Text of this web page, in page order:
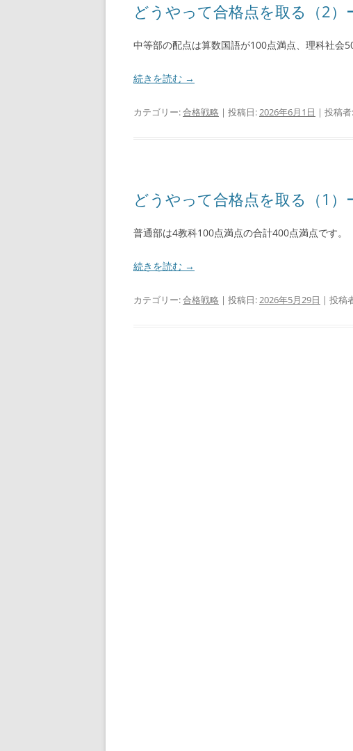
どうやって合格点を取る（2）
中等部の配点は算数国語が100点満点、理科社会
続きを読む →
カテゴリー:合格戦略 | 投稿日:2026年6月1日 | 投稿者:
どうやって合格点を取る（1）
普通部は4教科100点満点の合計400点満点です。
続きを読む →
カテゴリー:合格戦略 | 投稿日:2026年5月29日 | 投稿